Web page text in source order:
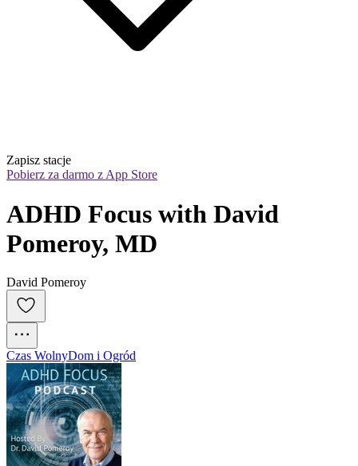
Zapisz stacje
Pobierz za darmo z App Store
ADHD Focus with David
Pomeroy, MD
David Pomeroy
Czas WolnyDom i Ogród